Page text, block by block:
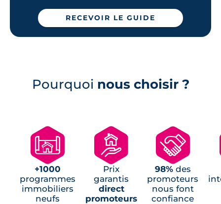
RECEVOIR LE GUIDE
Pourquoi nous choisir ?
🗺
+1000
programmes
immobiliers
neufs
🏘
Prix
garantis
direct
promoteurs
🤝
98%des
promoteurs
nous font
confiance